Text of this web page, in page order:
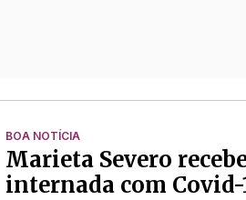
BOA NOTÍCIA
Marieta Severo
internada com